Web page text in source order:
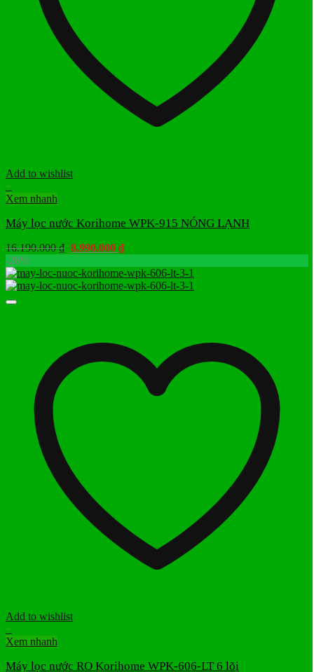
Add to wishlist
+
Xem nhanh
Máy lọc nước Korihome WPK-915 NÓNG LẠNH
16.190.000₫ Giá
là:
16.190.000 ₫.
8.990.000 ₫Giá
tại
là:
-28%
Add to wishlist
+
Xem nhanh
Máy lọc nước RO Korihome WPK-606-LT 6 lõi